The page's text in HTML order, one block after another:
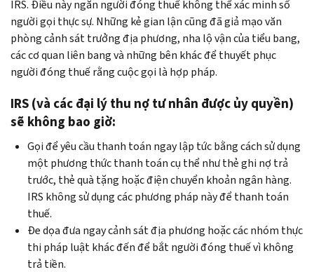
IRS. Điều này ngăn người đóng thuế không thể xác minh số
người gọi thực sự. Những kẻ gian lận cũng đã giả mạo văn
phòng cảnh sát trưởng địa phương, nha lộ vận của tiểu bang,
các cơ quan liên bang và những bên khác để thuyết phục
người đóng thuế rằng cuộc gọi là hợp pháp.
IRS (và các đại lý thu nợ tư nhân được ủy quyền)
sẽ không bao giờ:
Gọi để yêu cầu thanh toán ngay lập tức bằng cách sử dụng
một phương thức thanh toán cụ thể như thẻ ghi nợ trả
trước, thẻ quà tặng hoặc điện chuyển khoản ngân hàng.
IRS không sử dụng các phương pháp này để thanh toán
thuế.
Đe dọa đưa ngay cảnh sát địa phương hoặc các nhóm thực
thi pháp luật khác đến để bắt người đóng thuế vì không
trả tiền.